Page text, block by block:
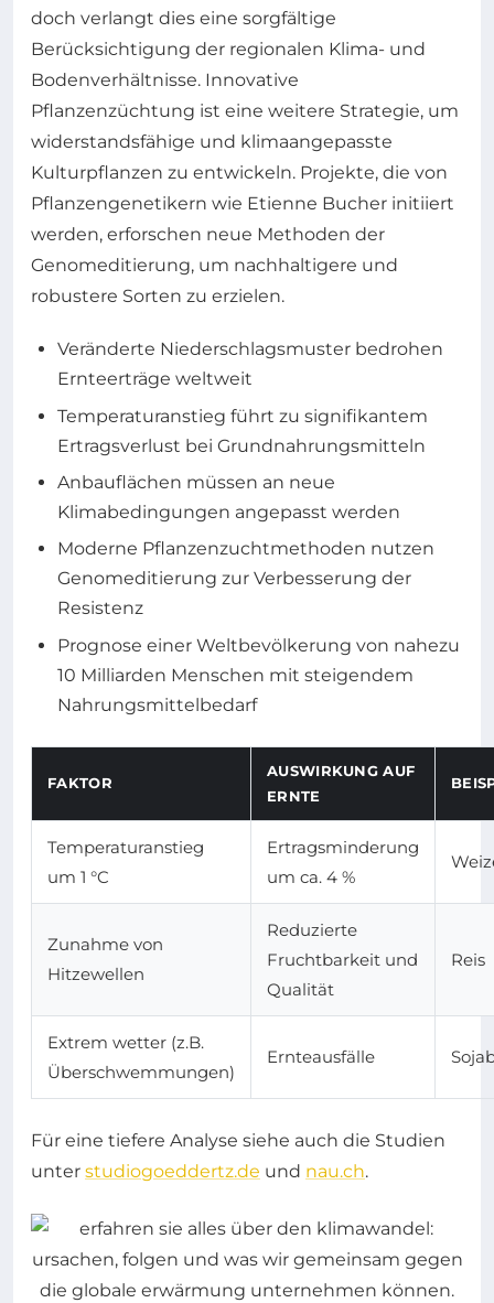
doch verlangt dies eine sorgfältige
Berücksichtigung der regionalen Klima- und
Bodenverhältnisse. Innovative
Pflanzenzüchtung ist eine weitere Strategie, um
widerstandsfähige und klimaangepasste
Kulturpflanzen zu entwickeln. Projekte, die von
Pflanzengenetikern wie Etienne Bucher initiiert
werden, erforschen neue Methoden der
Genomeditierung, um nachhaltigere und
robustere Sorten zu erzielen.
Veränderte Niederschlagsmuster bedrohen
Ernteerträge weltweit
Temperaturanstieg führt zu signifikantem
Ertragsverlust bei Grundnahrungsmitteln
Anbauflächen müssen an neue
Klimabedingungen angepasst werden
Moderne Pflanzenzuchtmethoden nutzen
Genomeditierung zur Verbesserung der
Resistenz
Prognose einer Weltbevölkerung von nahezu
10 Milliarden Menschen mit steigendem
Nahrungsmittelbedarf
FAKTOR
AUSWIRKUNG AUF
ERNTE
Temperaturanstieg
um 1 °C
Ertragsminderung
um ca. 4 %
Zunahme von
Hitzewellen
Reduzierte
Fruchtbarkeit und
Qualität
Reis
Extrem wetter (z.B.
Überschwemmungen)
Ernteausfälle
Für eine tiefere Analyse siehe auch die Studien
unter studiogoeddertz.de und nau.ch.